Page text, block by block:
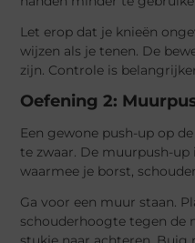
Let erop dat je knieën
wijzen als je tenen. De
zijn. Controle is
Oefening 2:
Een gewone push-up op
te zwaar. De muurpush-
waarmee je borst,
Ga voor een muur staan.
schouderhoogte tegen de